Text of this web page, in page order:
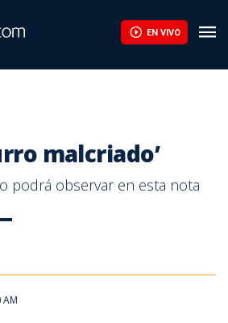
EN VIVO
malcriado’
podrá observar en esta nota